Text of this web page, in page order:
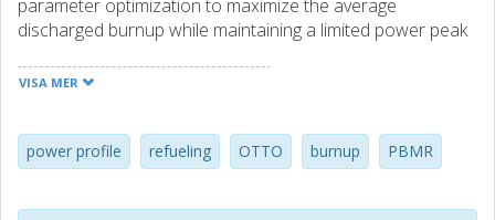
parameter optimization to maximize the average
discharged burnup while maintaining a limited power peak
OTTO scheme using the new fuel pebbles can achieve the
comparable with that of the reference multi-pass scheme.
This means that the efficiency of fuel utilization of the
VISA MER
power profile refueling OTTO burnup PBMR